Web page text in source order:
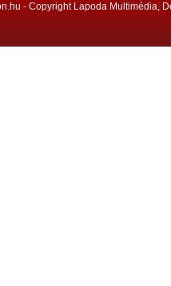
- Copyright Lapoda Multimédia,